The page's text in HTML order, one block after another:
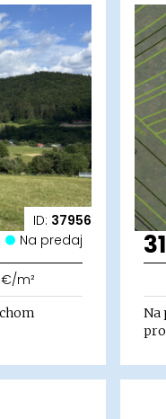
ID: 37956
Na predaj
€/m²
Na